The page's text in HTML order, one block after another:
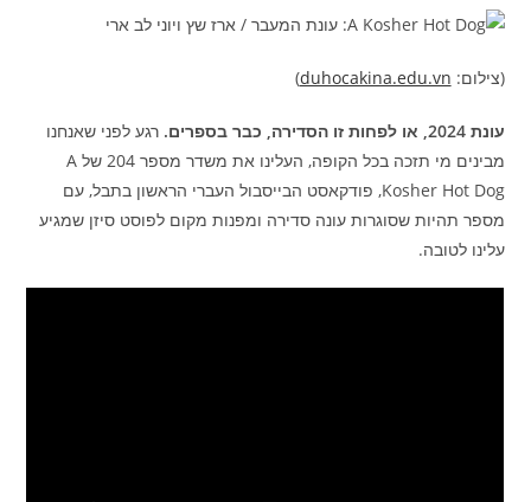
(צילום: duhocakina.edu.vn
)
עונת 2024, או לפחות זו הסדירה, כבר בספרים.
רגע לפני שאנחנו
מבינים מי תזכה בכל הקופה, העלינו את משדר מספר 204 של A
Kosher Hot Dog, פודקאסט הבייסבול העברי הראשון בתבל, עם
מספר תהיות שסוגרות עונה סדירה ומפנות מקום לפוסט סיזן שמגיע
עלינו לטובה.